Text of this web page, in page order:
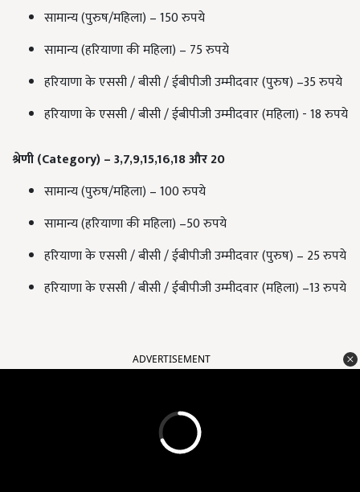
सामान्य (पुरुष/महिला) – 150 रुपये
सामान्य (हरियाणा की महिला) – 75 रुपये
हरियाणा के एससी / बीसी / ईबीपीजी उम्मीदवार (पुरुष) –35 रुपये
हरियाणा के एससी / बीसी / ईबीपीजी उम्मीदवार (महिला) - 18 रुपये
श्रेणी (Category) – 3,7,9,15,16,18और20
सामान्य (पुरुष/महिला) – 100 रुपये
सामान्य (हरियाणा की महिला) –50 रुपये
हरियाणा के एससी / बीसी / ईबीपीजी उम्मीदवार (पुरुष) – 25 रुपये
हरियाणा के एससी / बीसी / ईबीपीजी उम्मीदवार (महिला) –13 रुपये
ADVERTISEMENT